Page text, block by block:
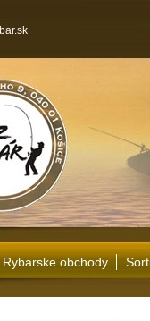
Rybarske obchody